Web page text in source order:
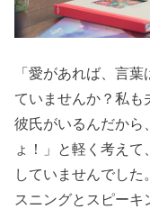
「愛があれば、言
ていませんか？私も
彼氏がいるんだから
ょ！」と軽く考え
していませんでした
スニングとスピーキ